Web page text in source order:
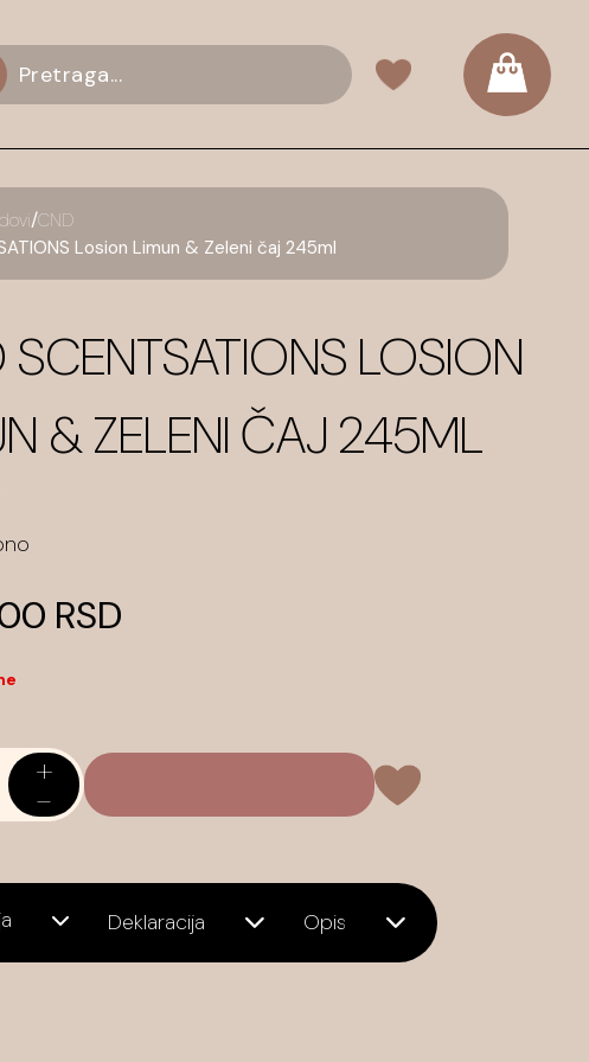
/CND
Losion Limun & Zeleni čaj 245ml
LOSION
& ZELENI ČAJ 245ML
RSD
+
-
Deklaracija Opis